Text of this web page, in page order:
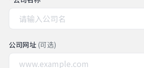
公司网址 (可选)